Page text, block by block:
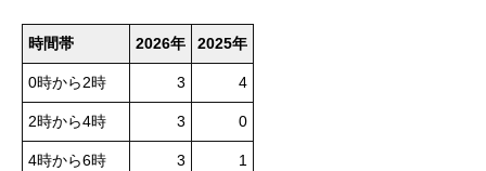
時間帯 2026年 2025年
0時から2時 3 4
2時から4時 3 0
4時から6時 3 1